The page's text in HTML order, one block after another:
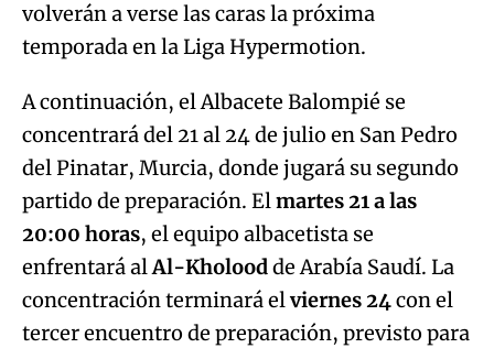
volverán a verse las caras la próxima
temporada en la Liga Hypermotion.
A continuación, el Albacete Balompié se
concentrará del 21 al 24 de julio en San Pedro
del Pinatar, Murcia, donde jugará su segundo
partido de preparación. Elmartes 21 a las
20:00 horas, el equipo albacetista se
enfrentará alAl-Kholoodde Arabía Saudí. La
concentración terminará elviernes 24con el
tercer encuentro de preparación, previsto para